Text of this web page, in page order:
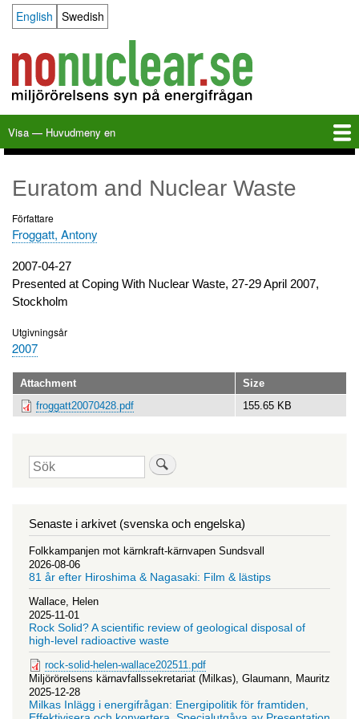
Language switcher
English Swedish
Huvudmeny
en
Visa — Huvudmeny en
Euratom and Nuclear Waste
Författare
Froggatt, Antony
Utgivningsdatum
2007-04-27
Presented at Coping With Nuclear Waste, 27-29 April 2007,
Stockholm
Utgivningsår
2007
Attachment
Size
froggatt20070428.pdf
155.65 KB
Sök
Senaste i arkivet (svenska och engelska)
Folkkampanjen mot kärnkraft-kärnvapen Sundsvall
2026-08-06
81 år efter Hiroshima & Nagasaki: Film & lästips
Wallace, Helen
2025-11-01
Rock Solid? A scientific review of geological disposal of
high-level radioactive waste
rock-solid-helen-wallace202511.pdf
Miljörörelsens kärnavfallssekretariat (Milkas), Glaumann, Mauritz
2025-12-28
Milkas Inlägg i energifrågan: Energipolitik för framtiden,